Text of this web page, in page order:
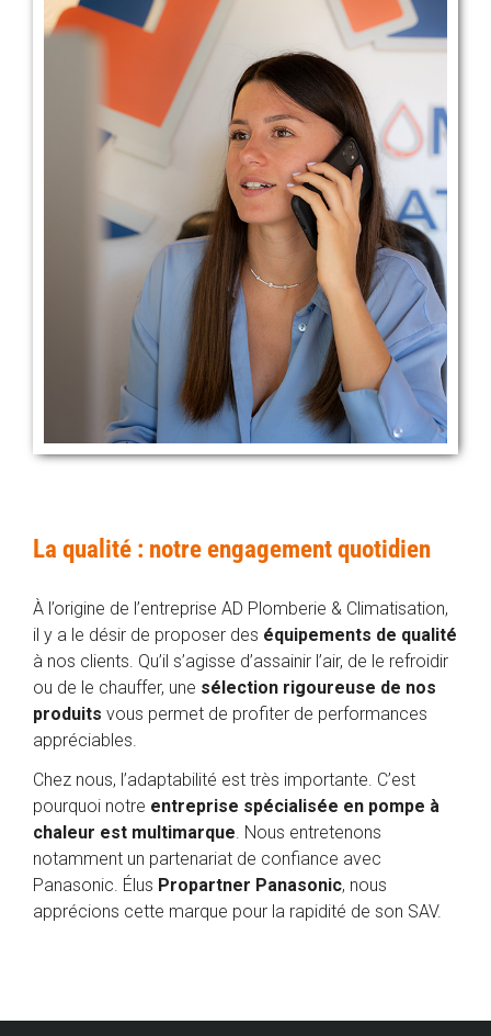
La qualité : notre engagement quotidien
À l’origine de l’entreprise AD Plomberie & Climatisation,
il y a le désir de proposer des équipements de qualité
à nos clients. Qu’il s’agisse d’assainir l’air, de le refroidir
ou de le chauffer, une sélection rigoureuse de nos
produits vous permet de profiter de performances
appréciables.
Chez nous, l’adaptabilité est très importante. C’est
pourquoi notre entreprise spécialisée en pompe à
chaleur est multimarque. Nous entretenons
notamment un partenariat de confiance avec
Panasonic. Élus Propartner Panasonic, nous
apprécions cette marque pour la rapidité de son SAV.